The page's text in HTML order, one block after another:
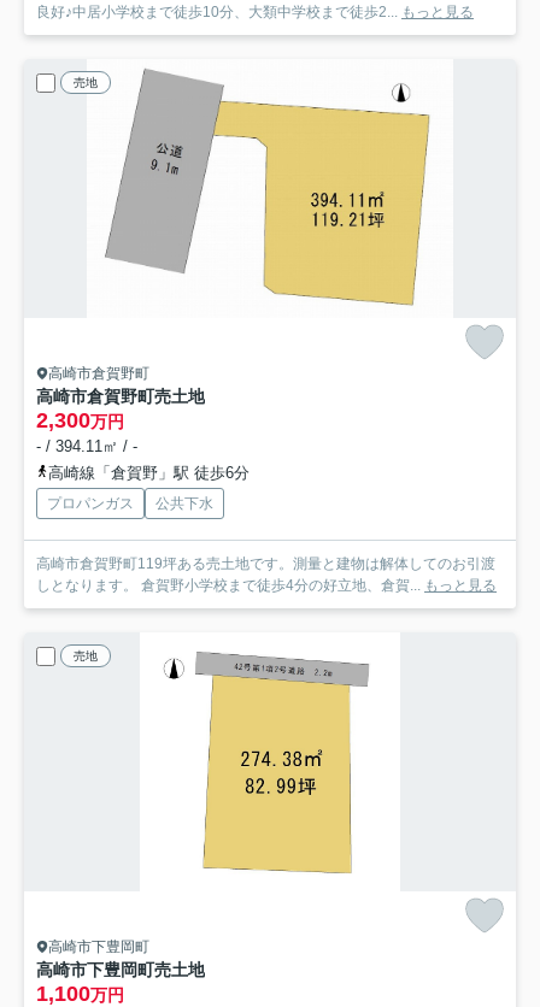
良好♪中居小学校まで徒歩10分、大類中学校まで徒歩2...
もっと見る
売地
高崎市倉賀野町
高崎市倉賀野町売土地
2,300万円
- / 394.11㎡ / -
高崎線「倉賀野」駅 徒歩6分
プロパンガス 公共下水
高崎市倉賀野町119坪ある売土地です。測量と建物は解体してのお引渡
しとなります。 倉賀野小学校まで徒歩4分の好立地、倉賀... もっと見る
売地
高崎市下豊岡町
高崎市下豊岡町売土地
1,100万円